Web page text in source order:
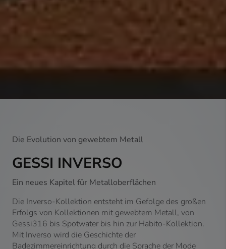
Die Evolution von gewebtem Metall
GESSI INVERSO
Ein neues Kapitel für Metalloberflächen
Die Inverso-Kollektion entsteht im Gefolge des großen
Erfolgs von Kollektionen mit gewebtem Metall, von
Gessi316 bis Spotwater bis hin zur Habito-Kollektion.
Mit Inverso wird die Geschichte der
Badezimmereinrichtung durch die Sprache der Mode